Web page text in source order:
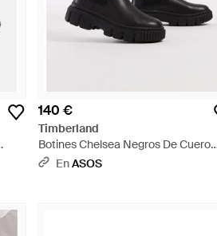
140 €
Timberland
Botines Chelsea Negros De Cuero
Granulado Greyfield De - Negro
EnASOS